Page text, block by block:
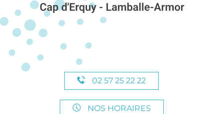
02 57 25 22 22
NOS HORAIRES